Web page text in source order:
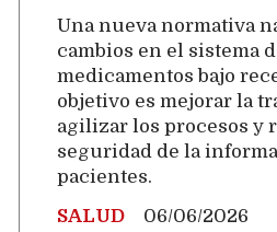
Una nueva normativa
cambios en el sistema
medicamentos bajo
objetivo es mejorar la
agilizar los procesos y
seguridad de la
pacientes.
SALUD
06/06/2026